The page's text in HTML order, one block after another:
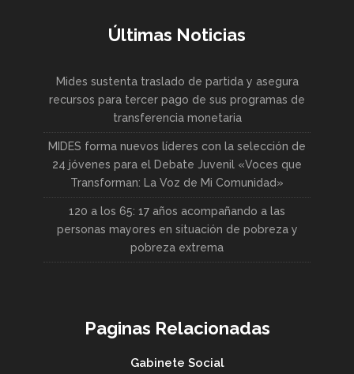
Últimas Noticias
Mides sustenta traslado de partida y asegura
recursos para tercer pago de sus programas de
transferencia monetaria
MIDES forma nuevos líderes con la selección de
24 jóvenes para el Debate Juvenil «Voces que
Transforman: La Voz de Mi Comunidad»
120 a los 65: 17 años acompañando a las
personas mayores en situación de pobreza y
pobreza extrema
Paginas Relacionadas
Gabinete Social